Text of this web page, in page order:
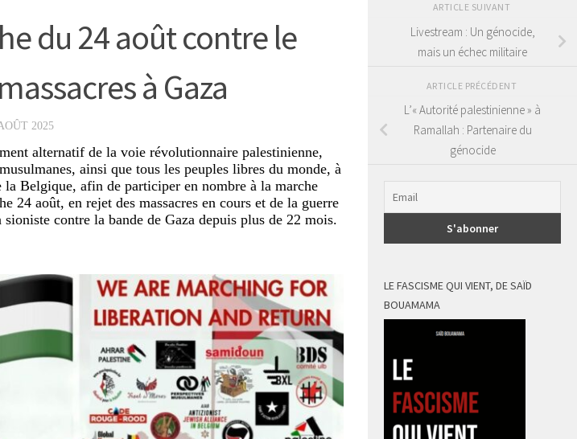
du 24 août contre le
à Gaza
2025
alternatif de la voie révolutionnaire palestinienne,
ainsi que tous les peuples libres du monde, à
Belgique, afin de participer en nombre à la marche
24 août, en rejet des massacres en cours et de la guerre
contre la bande de Gaza depuis plus de 22 mois.
ARTICLE SUIVANT
Livestream : Un génocide,
mais un échec militaire
ARTICLE PRÉCÉDENT
L’« Autorité palestinienne » à
Ramallah : Partenaire du
génocide
LE FASCISME QUI VIENT, DE SAÏD
BOUAMAMA